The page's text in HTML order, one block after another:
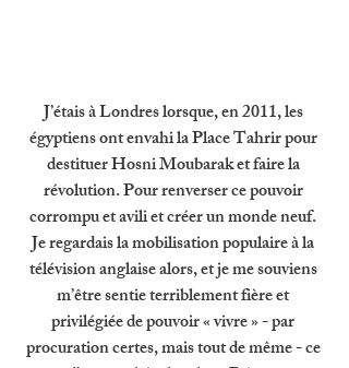
J’étais à Londres lorsque, en 2011, les
égyptiens ont envahi la Place Tahrir pour
destituer Hosni Moubarak et faire la
révolution. Pour renverser ce pouvoir
corrompu et avili et créer un monde neuf.
Je regardais la mobilisation populaire à la
télévision anglaise alors, et je me souviens
m’être sentie terriblement fière et
privilégiée de pouvoir « vivre » - par
procuration certes, mais tout de même - ce